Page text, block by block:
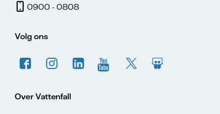
0900 - 0808
Volg ons
Over Vattenfall